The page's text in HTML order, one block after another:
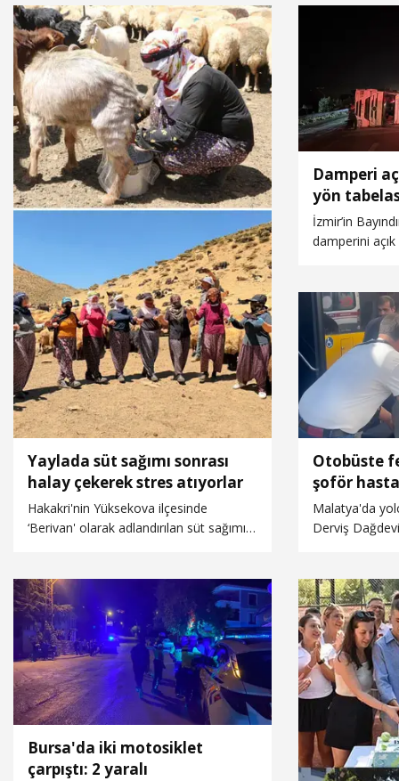
Yaylada süt sağımı sonrası
halay çekerek stres atıyorlar
Hakakri'nin Yüksekova ilçesinde
‘Berivan' olarak adlandırılan süt sağımı
yaklaşık bir saat süren zorlu bir yolculuk
yapıyor. Ortak kiraladıkları kamyonetle
Ramo Yaylası'na ulaşan kadınlar, elde
ettikleri sütü peynir, yoğurt ve
tereyağına dönüştürerek hem aile
bütçesine katkı sağlıyor hem de kışlık
ihtiyaçlarını hazırlıyorlar. Kadınlar günün
sonunda ise halay çekerek stres atıyor.
Bursa'da iki motosiklet
çarpıştı: 2 yaralı
Damperi
yön
devrildi
İzmir’in
damperini
Otobüste
şoför
Malatya'da
Derviş